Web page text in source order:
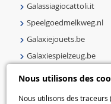
Nous utilisons des
Nous utilisons des
Galassiagiocattoli.it
Speelgoedmelkweg.nl
Galaxiejouets.be
Galaxiespielzeug.be